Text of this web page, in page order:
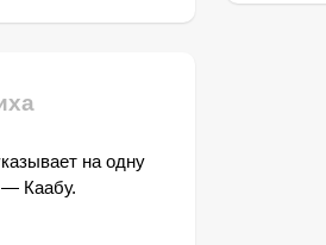
на одну
— Каабу.